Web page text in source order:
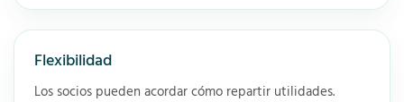
Flexibilidad
Los socios pueden acordar cómo repartir utilidades.